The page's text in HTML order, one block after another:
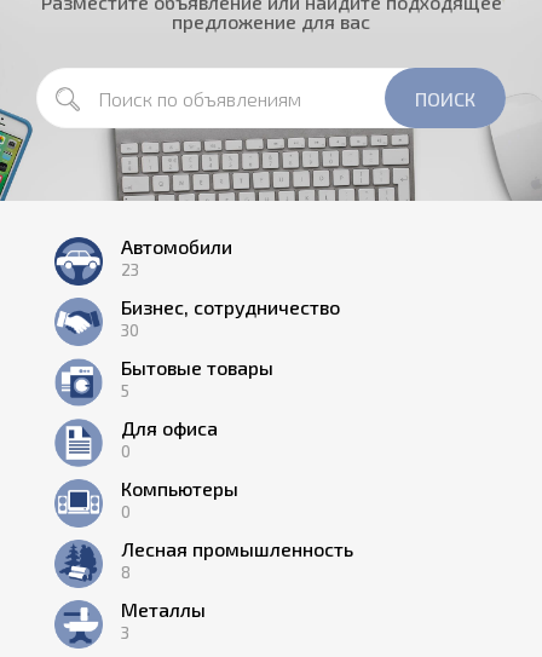
предложение для вас
Автомобили
23
Бизнес, сотрудничество
30
Бытовые товары
5
Для офиса
0
Компьютеры
0
Лесная промышленность
8
Металлы
3